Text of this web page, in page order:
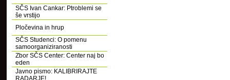
SČS Ivan Cankar: Ptroblemi se
še vrstijo
Pločevina in hrup
SČS Studenci: O pomenu
samoorganiziranosti
Zbor SČS Center: Center naj bo
eden
Javno pismo: KALIBRIRAJTE
RADARJE!